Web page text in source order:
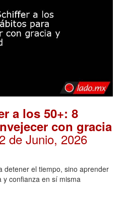
a los 50+: 8
con gracia
de Junio, 2026
detener el tiempo, sino aprender
confianza en sí misma